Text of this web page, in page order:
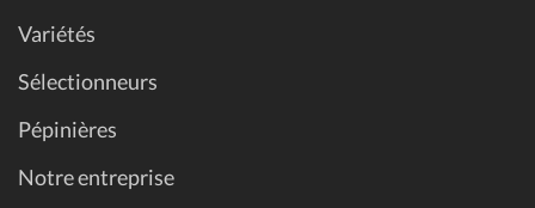
Variétés
Sélectionneurs
Pépinières
Notre entreprise